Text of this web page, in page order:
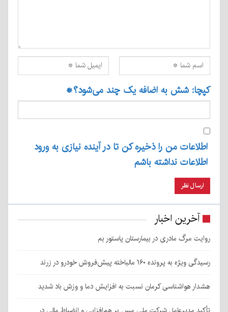
کپچا: شش به اضافه یک چند می‌شود؟*
اطلاعات من را ذخیره کن تا در آینده نیازی به ورود
اطلاعات نداشته باشم
آخرین اخبار
روایت مرگ مادری در بیمارستان پاستور بم
رسیدگی ویژه به پرونده ۱۶۰ مالباخته پیش‌فروش خودرو در زرند
هشدار هواشناسی کرمان نسبت به افزایش دما و وزش باد شدید